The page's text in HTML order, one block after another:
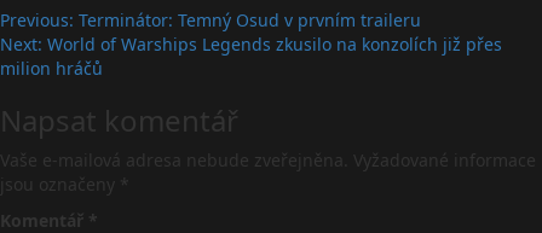
Post
navigation
Previous: Terminátor: Temný Osud v prvním traileru
Next: World of Warships Legends zkusilo na konzolích již přes
milion hráčů
Napsat komentář
Vaše e-mailová adresa nebude zveřejněna. Vyžadované informace
jsou označeny *
Komentář *